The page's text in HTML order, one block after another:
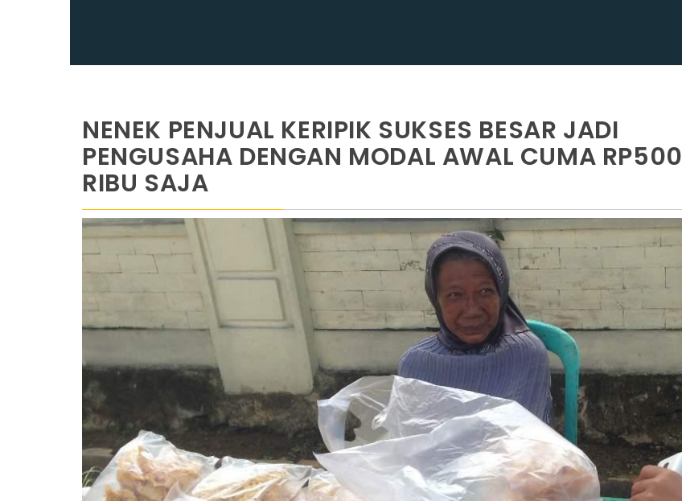
NENEK PENJUAL KERIPIK SUKSES BESAR JADI
PENGUSAHA DENGAN MODAL AWAL CUMA RP500
RIBU SAJA